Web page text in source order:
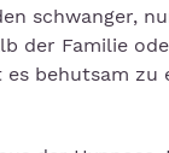
schwanger,
der Familie
behutsam